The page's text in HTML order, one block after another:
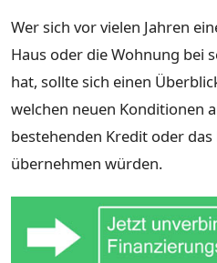
Wer sich vor vielen Jahren
Haus oder die Wohnung bei
hat, sollte sich einen
welchen neuen Konditionen
bestehenden Kredit oder
übernehmen würden.